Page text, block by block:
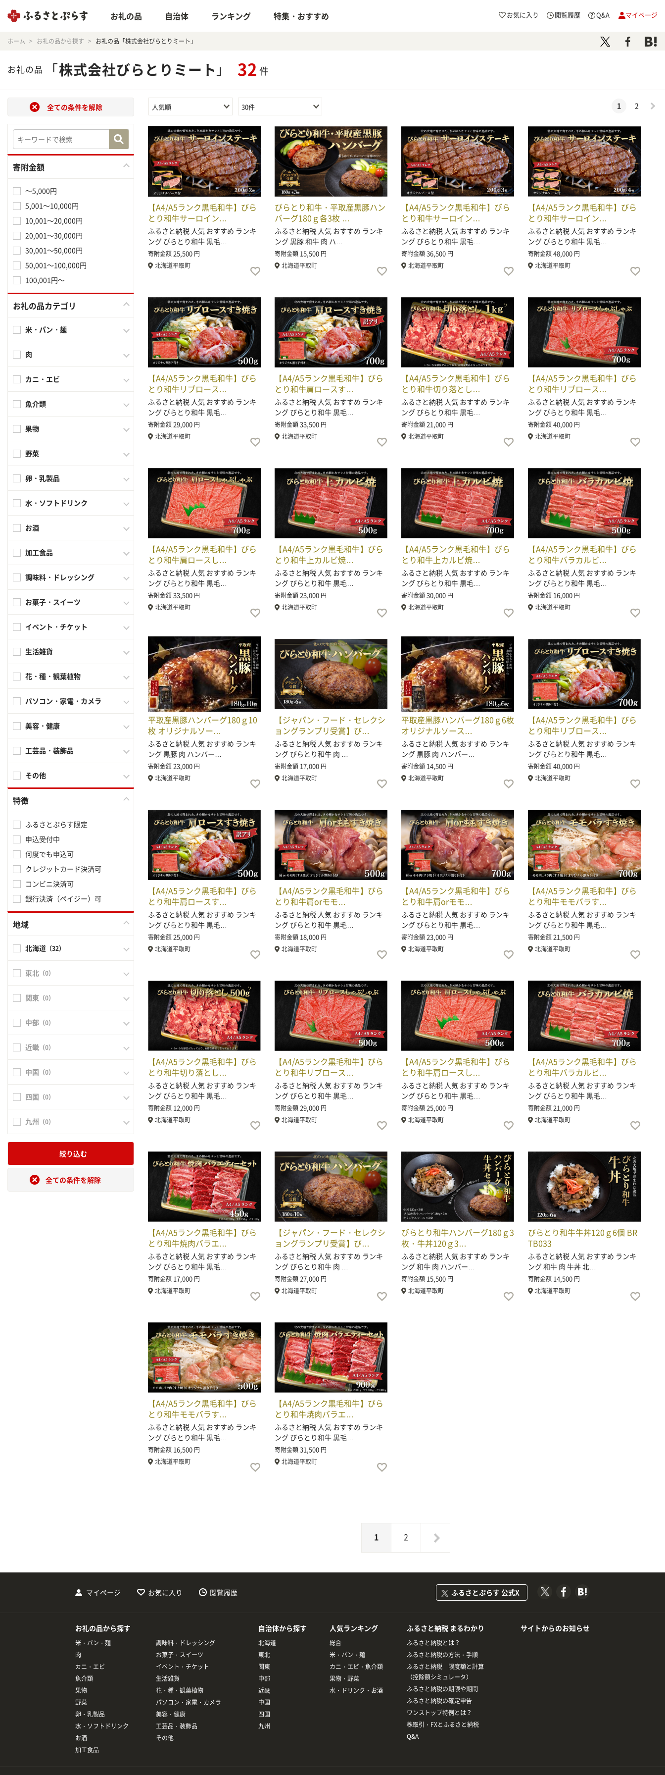
お礼の品 自治体 ランキング 特集・おすすめ お気に入り 閲覧履歴 Q&A マイページ
ホーム お礼の品から探す お礼の品「株式会社びらとりミート」
お礼の品「株式会社びらとりミート」 32 件
全ての条件を解除
寄附金額
～5,000円
5,001～10,000円
10,001～20,000円
20,001～30,000円
30,001～50,000円
50,001～100,000円
100,001円～
お礼の品カテゴリ
米・パン・麺
肉
カニ・エビ
魚介類
果物
野菜
卵・乳製品
水・ソフトドリンク
お酒
加工食品
調味料・ドレッシング
お菓子・スイーツ
イベント・チケット
生活雑貨
花・種・観葉植物
パソコン・家電・カメラ
美容・健康
工芸品・装飾品
その他
特徴
ふるさとぷらす限定
申込受付中
何度でも申込可
クレジットカード決済可
コンビニ決済可
銀行決済（ペイジー）可
地域
北海道 （32）
東北 （0）
関東 （0）
中部 （0）
近畿 （0）
中国 （0）
四国 （0）
九州 （0）
絞り込む
全ての条件を解除
人気順 30件 1 2
【A4/A5ランク黒毛和牛】びら
とり和牛サーロイン…
ふるさと納税 人気 おすすめ ランキ
ング びらとり和牛 黒毛…
寄附金額25,500 円
北海道平取町
びらとり和牛・平取産黒豚ハン
バーグ180ｇ各3枚 …
ふるさと納税 人気 おすすめ ランキ
ング 黒豚 和牛 肉 ハ…
寄附金額 15,500 円
北海道平取町
【A4/A5ランク黒毛和牛】びら
とり和牛サーロイン…
ふるさと納税 人気 おすすめ ランキ
ング びらとり和牛 黒毛…
寄附金額36,500 円
北海道平取町
【A4/A5ランク黒毛和牛】びら
とり和牛サーロイン…
ふるさと納税 人気 おすすめ ランキ
ング びらとり和牛 黒毛…
寄附金額48,000 円
北海道平取町
【A4/A5ランク黒毛和牛】びら
とり和牛リブロース…
ふるさと納税 人気 おすすめ ランキ
ング びらとり和牛 黒毛…
寄附金額29,000 円
北海道平取町
【A4/A5ランク黒毛和牛】びら
とり和牛肩ロースす…
ふるさと納税 人気 おすすめ ランキ
ング びらとり和牛 黒毛…
寄附金額33,500 円
北海道平取町
【A4/A5ランク黒毛和牛】びら
とり和牛切り落とし…
ふるさと納税 人気 おすすめ ランキ
ング びらとり和牛 黒毛…
寄附金額21,000 円
北海道平取町
【A4/A5ランク黒毛和牛】びら
とり和牛リブロース…
ふるさと納税 人気 おすすめ ランキ
ング びらとり和牛 黒毛…
寄附金額40,000 円
北海道平取町
【A4/A5ランク黒毛和牛】びら
とり和牛肩ロースし…
ふるさと納税 人気 おすすめ ランキ
ング びらとり和牛 黒毛…
寄附金額33,500 円
北海道平取町
【A4/A5ランク黒毛和牛】びら
とり和牛上カルビ焼…
ふるさと納税 人気 おすすめ ランキ
ング びらとり和牛 黒毛…
寄附金額23,000 円
北海道平取町
【A4/A5ランク黒毛和牛】びら
とり和牛上カルビ焼…
ふるさと納税 人気 おすすめ ランキ
ング びらとり和牛 黒毛…
寄附金額30,000 円
北海道平取町
【A4/A5ランク黒毛和牛】びら
とり和牛バラカルビ…
ふるさと納税 人気 おすすめ ランキ
ング びらとり和牛 黒毛…
寄附金額 16,000 円
北海道平取町
平取産黒豚ハンバーグ180ｇ10
枚 オリジナルソー…
ふるさと納税 人気 おすすめ ランキ
ング 黒豚 肉 ハンバー…
寄附金額23,000 円
北海道平取町
【ジャパン・フード・セレクシ
ョングランプリ受賞】び…
ふるさと納税 人気 おすすめ ランキ
ング びらとり和牛 肉 …
寄附金額 17,000 円
北海道平取町
平取産黒豚ハンバーグ180ｇ6枚
オリジナルソース…
ふるさと納税 人気 おすすめ ランキ
ング 黒豚 肉 ハンバー…
寄附金額 14,500 円
北海道平取町
【A4/A5ランク黒毛和牛】びら
とり和牛リブロース…
ふるさと納税 人気 おすすめ ランキ
ング びらとり和牛 黒毛…
寄附金額40,000 円
北海道平取町
【A4/A5ランク黒毛和牛】びら
とり和牛肩ロースす…
ふるさと納税 人気 おすすめ ランキ
ング びらとり和牛 黒毛…
寄附金額25,000 円
北海道平取町
【A4/A5ランク黒毛和牛】びら
とり和牛肩orモモ…
ふるさと納税 人気 おすすめ ランキ
ング びらとり和牛 黒毛…
寄附金額 18,000 円
北海道平取町
【A4/A5ランク黒毛和牛】びら
とり和牛肩orモモ…
ふるさと納税 人気 おすすめ ランキ
ング びらとり和牛 黒毛…
寄附金額23,000 円
北海道平取町
【A4/A5ランク黒毛和牛】びら
とり和牛モモバラす…
ふるさと納税 人気 おすすめ ランキ
ング びらとり和牛 黒毛…
寄附金額21,500 円
北海道平取町
【A4/A5ランク黒毛和牛】びら
とり和牛切り落とし…
ふるさと納税 人気 おすすめ ランキ
ング びらとり和牛 黒毛…
寄附金額 12,000 円
北海道平取町
【A4/A5ランク黒毛和牛】びら
とり和牛リブロース…
ふるさと納税 人気 おすすめ ランキ
ング びらとり和牛 黒毛…
寄附金額29,000 円
北海道平取町
【A4/A5ランク黒毛和牛】びら
とり和牛肩ロースし…
ふるさと納税 人気 おすすめ ランキ
ング びらとり和牛 黒毛…
寄附金額25,000 円
北海道平取町
【A4/A5ランク黒毛和牛】びら
とり和牛バラカルビ…
ふるさと納税 人気 おすすめ ランキ
ング びらとり和牛 黒毛…
寄附金額21,000 円
北海道平取町
【A4/A5ランク黒毛和牛】びら
とり和牛焼肉バラエ…
ふるさと納税 人気 おすすめ ランキ
ング びらとり和牛 黒毛…
寄附金額 17,000 円
北海道平取町
【ジャパン・フード・セレクシ
ョングランプリ受賞】び…
ふるさと納税 人気 おすすめ ランキ
ング びらとり和牛 肉 …
寄附金額27,000 円
北海道平取町
びらとり和牛ハンバーグ180ｇ3
枚・牛丼120ｇ3…
ふるさと納税 人気 おすすめ ランキ
ング 和牛 肉 ハンバー…
寄附金額 15,500 円
北海道平取町
びらとり和牛牛丼120ｇ6個 BR
TB033
ふるさと納税 人気 おすすめ ランキ
ング 和牛 肉 牛丼 北…
寄附金額 14,500 円
北海道平取町
【A4/A5ランク黒毛和牛】びら
とり和牛モモバラす…
ふるさと納税 人気 おすすめ ランキ
ング びらとり和牛 黒毛…
寄附金額 16,500 円
北海道平取町
【A4/A5ランク黒毛和牛】びら
とり和牛焼肉バラエ…
ふるさと納税 人気 おすすめ ランキ
ング びらとり和牛 黒毛…
寄附金額31,500 円
北海道平取町
1 2
マイページ お気に入り 閲覧履歴 ふるさとぷらす 公式X
お礼の品から探す
米・パン・麺
肉
カニ・エビ
魚介類
果物
野菜
卵・乳製品
水・ソフトドリンク
お酒
加工食品
調味料・ドレッシング
お菓子・スイーツ
イベント・チケット
生活雑貨
花・種・観葉植物
パソコン・家電・カメラ
美容・健康
工芸品・装飾品
その他
自治体から探す
北海道
東北
関東
中部
近畿
中国
四国
九州
人気ランキング
総合
米・パン・麺
カニ・エビ・魚介類
果物・野菜
水・ドリンク・お酒
ふるさと納税 まるわかり
ふるさと納税とは？
ふるさと納税の方法・手順
ふるさと納税 限度額と計算
（控除額シミュレータ）
ふるさと納税の期限や期間
ふるさと納税の確定申告
ワンストップ特例とは？
株取引・FXとふるさと納税
Q&A
サイトからのお知らせ